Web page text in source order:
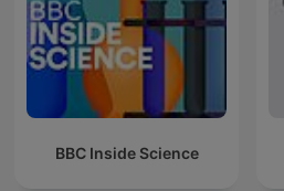
BBC Inside Science